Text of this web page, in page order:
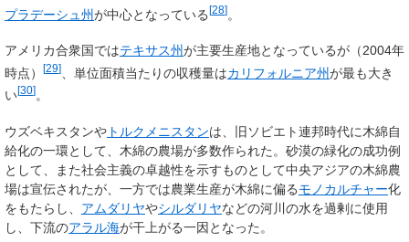
プラデーシュ州が中心となっている[28]
アメリカ合衆国ではテキサス州が主要生産地となっているが（2004年
時点）
[29] 、単位面積当たりの収穫量はカリフォルニア州が最も大き
い[30] 。
ウズベキスタンや トルクメニスタンは、旧ソビエト連邦時代に木綿自
給化の一環として、木綿の農場が多数作られた。砂漠の緑化の成功例
として、また社会主義の卓越性を示すものとして中央アジアの木綿農
場は宣伝されたが、一方では農業生産が木綿に偏るモノカルチャー化
をもたらし、 アムダリヤやシルダリヤなどの河川の水を過剰に使用
し、下流のアラル海が干上がる一因となった。